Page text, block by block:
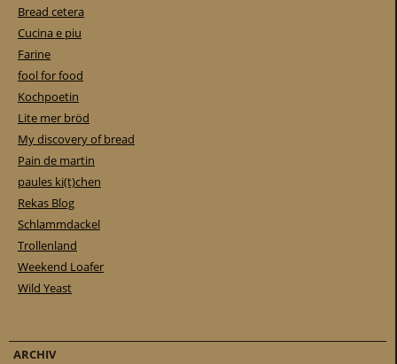
Bread cetera
Cucina e piu
Farine
fool for food
Kochpoetin
Lite mer bröd
My discovery of bread
Pain de martin
paules ki(t)chen
Rekas Blog
Schlammdackel
Trollenland
Weekend Loafer
Wild Yeast
ARCHIV